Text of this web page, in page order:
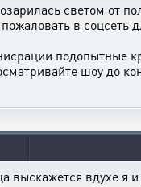
светом от
в соцсеть
подопытные
шоу до
выскажется вдухе я